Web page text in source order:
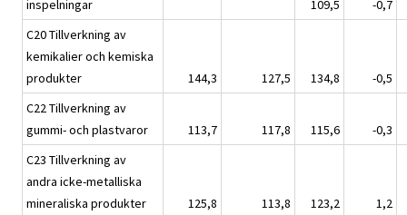
inspelningar
109,5
-0,7
C20 Tillverkning av
kemikalier och kemiska
produkter
144,3 127,5 134,8
-0,5
C22 Tillverkning av
gummi- och plastvaror
113,7 117,8 115,6
-0,3
C23 Tillverkning av
andra icke-metalliska
mineraliska produkter
125,8 113,8 123,2
1,2